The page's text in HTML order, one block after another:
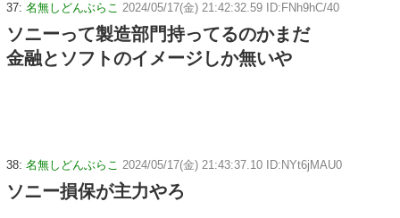
37: 名無しどんぶらこ 2024/05/17(金) 21:42:32.59 ID:FNh9hC/40
ソニーって製造部門持ってるのかまだ
金融とソフトのイメージしか無いや
38: 名無しどんぶらこ 2024/05/17(金) 21:43:37.10 ID:NYt6jMAU0
ソニー損保が主力やろ